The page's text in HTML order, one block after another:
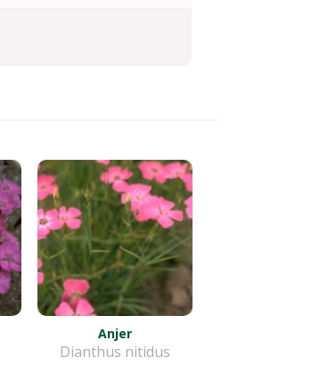
Anjer
Dianthus nitidus